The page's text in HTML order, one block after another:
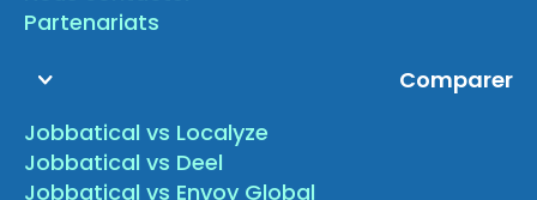
Partenariats
Comparer
Jobbatical vs Localyze
Jobbatical vs Deel
Jobbatical vs Envoy Global